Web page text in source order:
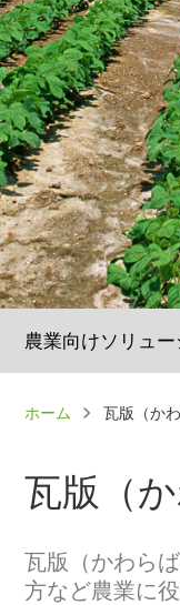
農業向けソリュー
パ
ず
ホーム 瓦版（か
瓦版（か
瓦版（かわら
方など農業に